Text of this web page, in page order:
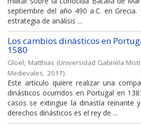
septiembre del año 490 a.C. en
estrategia de análisis ...
Los cambios dinásticos en
1580
Gloël, Matthias (Universidad Gabriela
Medievales, 2017)
Este artículo quiere realizar una
dinásticos ocurridos en Portugal en
casos se extingue la dinastía reinante
derechos dinásticos es el rey de ...